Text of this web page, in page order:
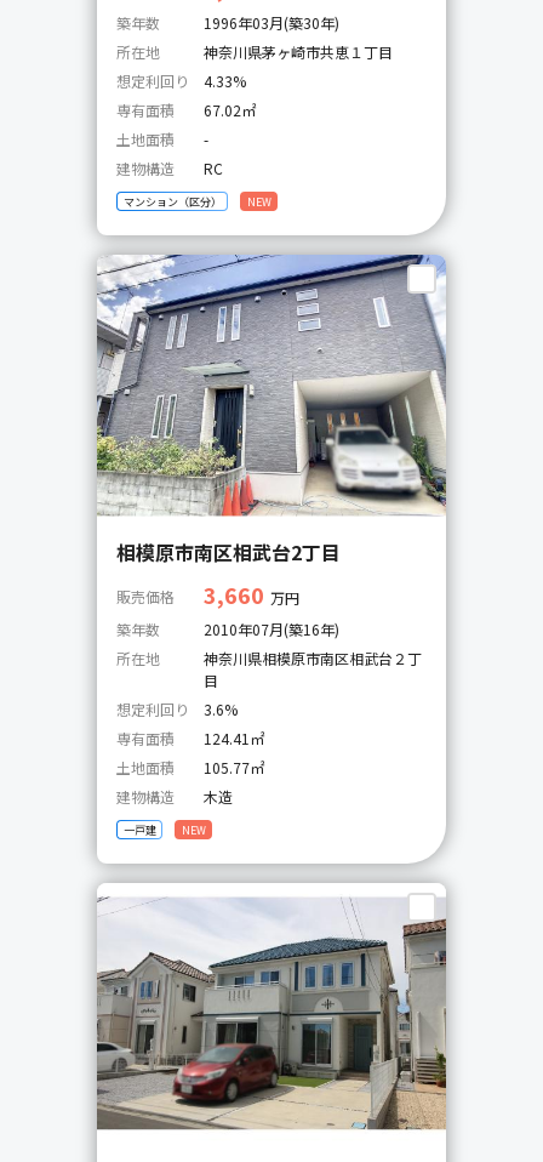
築年数
1996年03月(築30年)
所在地
神奈川県茅ヶ崎市共恵１丁目
想定利回り
4.33%
専有面積
67.02㎡
土地面積
-
建物構造
RC
マンション（区分） NEW
相模原市南区相武台2丁目
販売価格 3,660 万円
築年数
2010年07月(築16年)
所在地
神奈川県相模原市南区相武台２丁
目
想定利回り
3.6%
専有面積
124.41㎡
土地面積
105.77㎡
建物構造
木造
一戸建 NEW